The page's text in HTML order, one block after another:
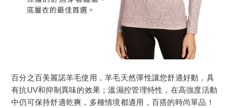
百分之百美麗諾羊毛使用，羊毛天然彈性讓您舒適好動，具
有抗UV和抑制異味的效果；溫濕控管理特性，在高強度活動
中仍可保持舒適乾爽，多種情境都適用，百搭的時尚單品！